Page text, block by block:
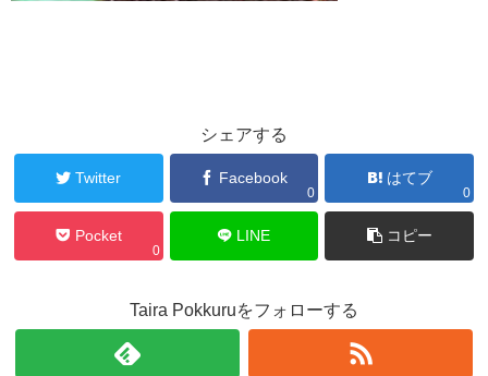
シェアする
Twitter Facebook
0
はてブ
0
Pocket
0
LINE コピー
Taira Pokkuruをフォローする